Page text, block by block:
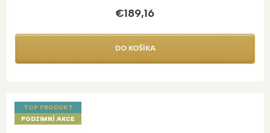
€189,16
DO KOŠÍKA
TOP PRODUKT
PODZIMNÍ AKCE